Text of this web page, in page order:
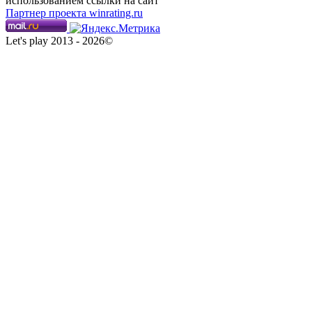
Партнер проекта winrating.ru
Let's play 2013 - 2026©